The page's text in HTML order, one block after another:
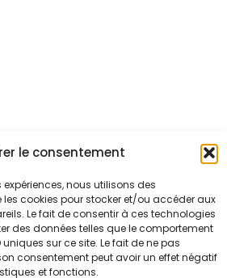
le consentement
expériences, nous utilisons des
cookies pour stocker et/ou accéder aux
Le fait de consentir à ces technologies
des données telles que le comportement
sur ce site. Le fait de ne pas
consentement peut avoir un effet négatif
et fonctions.
de Bellevue